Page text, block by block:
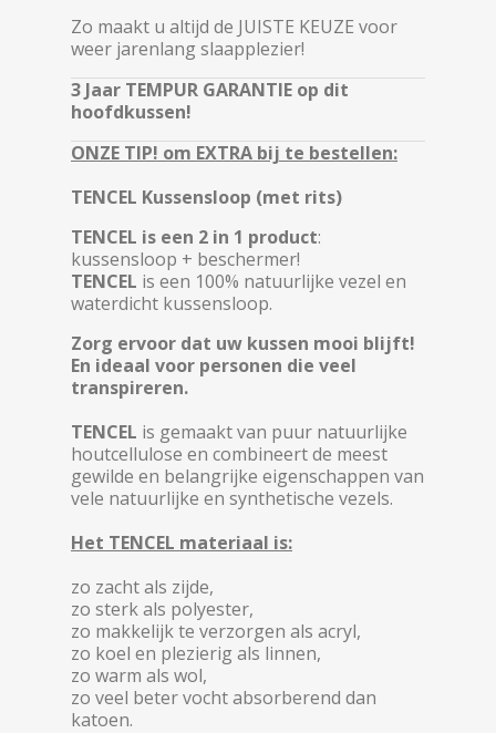
Zo maakt u altijd de JUISTE KEUZE voor
weer jarenlang slaapplezier!
3 Jaar TEMPUR GARANTIE op dit
hoofdkussen!
ONZE TIP! om EXTRA bij te bestellen:
TENCEL Kussensloop (met rits)
TENCEL is een 2 in 1 product:
kussensloop + beschermer!
TENCEL is een 100% natuurlijke vezel en
waterdicht kussensloop.
Zorg ervoor dat uw kussen mooi blijft!
En ideaal voor personen die veel
transpireren.
TENCEL is gemaakt van puur natuurlijke
houtcellulose en combineert de meest
gewilde en belangrijke eigenschappen van
vele natuurlijke en synthetische vezels.
Het TENCEL materiaal is:
zo zacht als zijde,
zo sterk als polyester,
zo makkelijk te verzorgen als acryl,
zo koel en plezierig als linnen,
zo warm als wol,
zo veel beter vocht absorberend dan
katoen.